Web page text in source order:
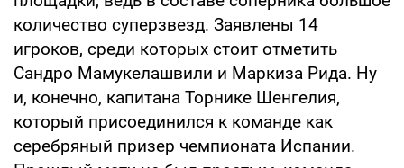
количество суперзвезд. Заявлены 14
игроков, среди которых стоит отметить
Сандро Мамукелашвили и Маркиза Рида. Ну
и, конечно, капитана Торнике Шенгелия,
который присоединился к команде как
серебряный призер чемпионата Испании.